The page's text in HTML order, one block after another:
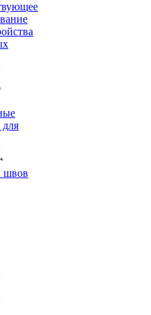
для
швов